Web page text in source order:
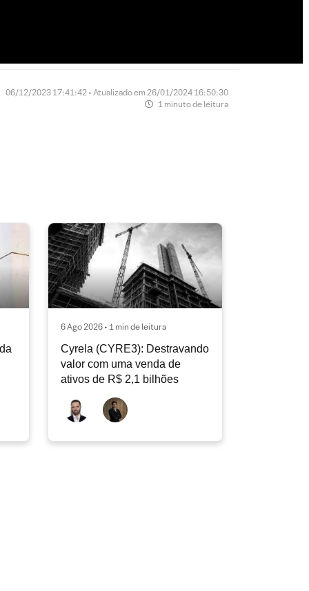
06/12/2023 17:41:42 • Atualizado em 26/01/2024 16:50:30
1 minuto de leitura
6 Ago 2026 • 1 min de leitura
Cyrela (CYRE3): Destravando
valor com uma venda de
ativos de R$ 2,1 bilhões